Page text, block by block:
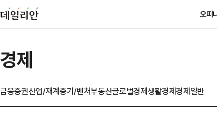
오피
경제
금융증권산업/재계중기/벤처부동산글로벌경제생활경제경제일반